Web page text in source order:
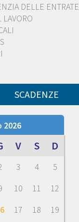
DELLE ENTRATE
SCADENZE
2026
V S D
3 4
5
10 11
12
17 18
19